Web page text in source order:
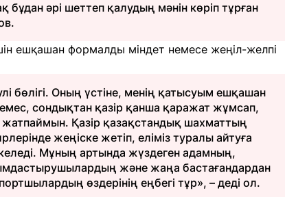
әрі шеттеп қалудың мәнін көріп тұрған
ешқашан формалды міндет немесе жеңіл-желпі
бөлігі. Оның үстіне, менің қатысуым ешқашан
сондықтан қазір қанша қаражат жұмсап,
Қазір қазақстандық шахматтың
жеңіске жетіп, еліміз туралы айтуға
Мұның артында жүздеген адамның,
және жаңа бастағандардан
өздерінің еңбегі тұр», – деді ол.